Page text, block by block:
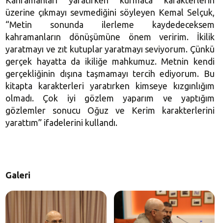
üzerine çıkmayı sevmediğini söyleyen Kemal Selçuk,
“Metin sonunda ilerleme kaydedeceksem
kahramanların dönüşümüne önem veririm. İkilik
yaratmayı ve zıt kutuplar yaratmayı seviyorum. Çünkü
gerçek hayatta da ikiliğe mahkumuz. Metnin kendi
gerçekliğinin dışına taşmamayı tercih ediyorum. Bu
kitapta karakterleri yaratırken kimseye kızgınlığım
olmadı. Çok iyi gözlem yaparım ve yaptığım
gözlemler sonucu Oğuz ve Kerim karakterlerini
yarattım” ifadelerini kullandı.
Galeri